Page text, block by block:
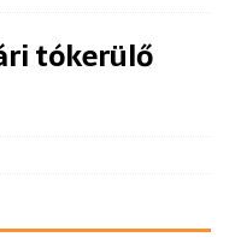
tókerülő